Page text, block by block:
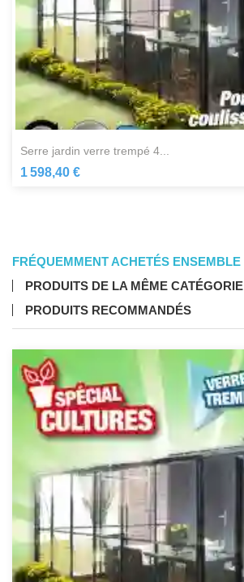
serre jardin verre trempé 4...
1 598,40 €
FRÉQUEMMENT ACHETÉS ENSEMBLE
PRODUITS DE LA MÊME CATÉGORIE
PRODUITS RECOMMANDÉS